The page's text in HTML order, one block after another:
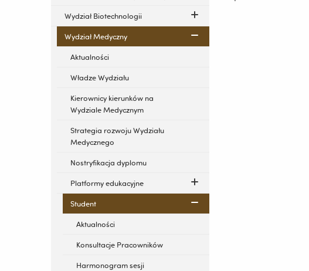
Wydział Biotechnologii
Wydział Medyczny
Aktualności
Władze Wydziału
Kierownicy kierunków na
Wydziale Medycznym
Strategia rozwoju Wydziału
Medycznego
Nostryfikacja dyplomu
Platformy edukacyjne
Student
Aktualności
Konsultacje Pracowników
Harmonogram sesji